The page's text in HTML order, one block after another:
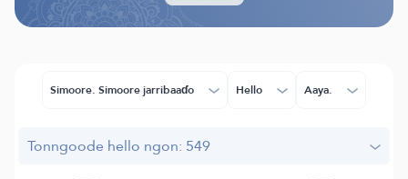
Simoore. Simoore jarribaaɗo Hello Aaya.
Tonngoode hello ngon: 549